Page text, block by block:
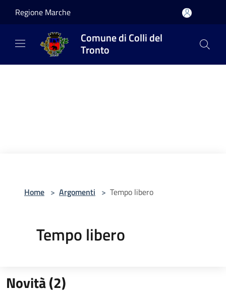
Regione Marche
Comune di Colli del
Tronto
Home > Argomenti > Tempo libero
Tempo libero
Novità (2)